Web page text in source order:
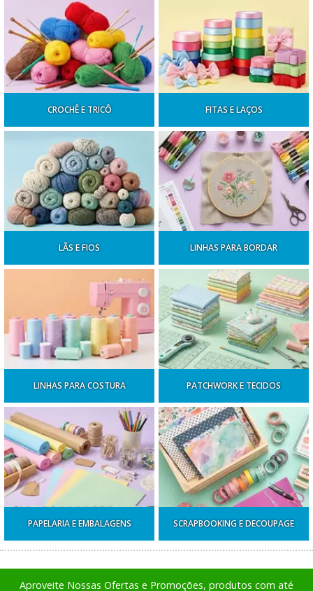
CROCHÊ E TRICÔ FITAS E LAÇOS
LÃS E FIOS LINHAS PARA BORDAR
LINHAS PARA COSTURA PATCHWORK E TECIDOS
PAPELARIA E EMBALAGENS SCRAPBOOKING E DECOUPAGE
Aproveite Nossas Ofertas e Promoções, produtos com até